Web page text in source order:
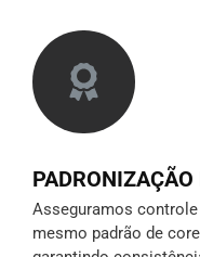
PADRONIZAÇÃO
Asseguramos
mesmo padrão de